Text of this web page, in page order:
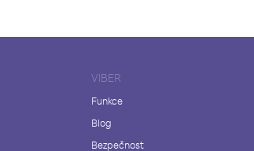
VIBER
Funkce
Blog
Bezpečnost